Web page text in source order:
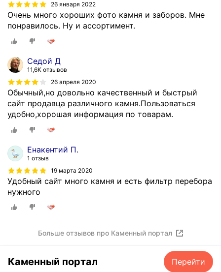
у
.
о
в
и
т
а
ч
26 января 2022
Очень много хороших фото камня и заборов. Мне
понравилось. Ну и ассортимент.
Седой Д
11,6K отзывов
26 апреля 2020
Обычный,но довольно качественный и быстрый
сайт продавца различного камня.Пользоваться
удобно,хорошая информация по товарам.
Енакентий П.
1 отзыв
19 марта 2020
Удобный сайт много камня и есть фильтр перебора
нужного
Больше отзывов про Каменный портал
Каменный портал Перейти